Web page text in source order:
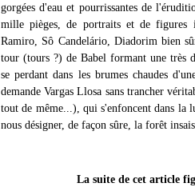
gorgées d'eau et pourrissantes de
mille pièges, de portraits et de figures
Ramiro, Sô Candelário, Diadorim bien
tour (tours ?) de Babel formant une très
se perdant dans les brumes chaudes
demande Vargas Llosa sans trancher
tout de même...), qui s'enfoncent dans la
nous désigner, de façon sûre, la forêt
La suite de cet article